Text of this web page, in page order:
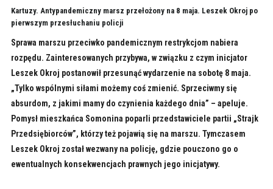
Kartuzy. Antypandemiczny marsz przełożony na 8 maja. Leszek Okroj po
pierwszym przesłuchaniu policji
Sprawa marszu przeciwko pandemicznym restrykcjom nabiera
rozpędu. Zainteresowanych przybywa, w związku z czym inicjator
Leszek Okroj postanowił przesunąć wydarzenie na sobotę 8 maja.
„Tylko wspólnymi siłami możemy coś zmienić. Sprzeciwmy się
absurdom, z jakimi mamy do czynienia każdego dnia” – apeluje.
Pomysł mieszkańca Somonina poparli przedstawiciele partii „Strajk
Przedsiębiorców”, którzy też pojawią się na marszu. Tymczasem
Leszek Okroj został wezwany na policję, gdzie pouczono go o
ewentualnych konsekwencjach prawnych jego inicjatywy.